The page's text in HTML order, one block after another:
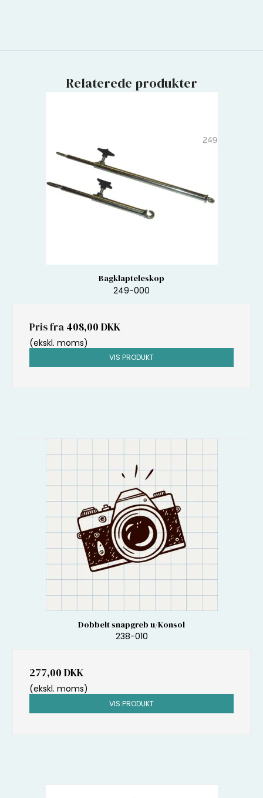
Relaterede produkter
Bagklapteleskop
249-000
Pris fra 408,00 DKK
(ekskl. moms)
VIS PRODUKT
Dobbelt snapgreb u/Konsol
238-010
277,00 DKK
(ekskl. moms)
VIS PRODUKT